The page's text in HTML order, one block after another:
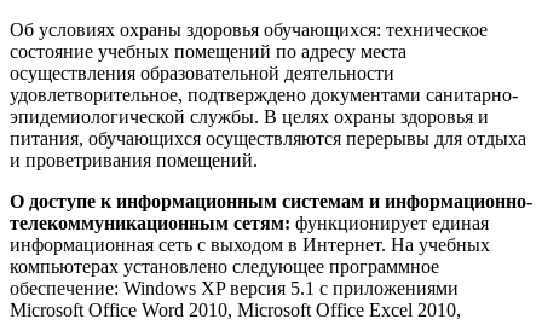
Об условиях охраны здоровья обучающихся: техническое
состояние учебных помещений по адресу места
осуществления образовательной деятельности
удовлетворительное, подтверждено документами санитарно-
эпидемиологической службы. В целях охраны здоровья и
питания, обучающихся осуществляются перерывы для отдыха
и проветривания помещений.
О доступе к информационным системам и информационно-
телекоммуникационным сетям: функционирует единая
информационная сеть с выходом в Интернет. На учебных
компьютерах установлено следующее программное
обеспечение: Windows XP версия 5.1 с приложениями
Microsoft Office Word 2010, Microsoft Office Excel 2010,